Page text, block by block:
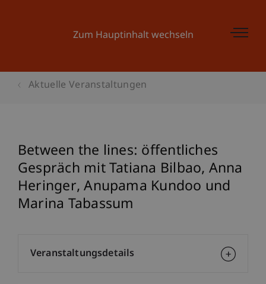
Zum Hauptinhalt wechseln
Aktuelle Veranstaltungen
Between the lines: öffentliches
Gespräch mit Tatiana Bilbao, Anna
Heringer, Anupama Kundoo und
Marina Tabassum
Veranstaltungsdetails